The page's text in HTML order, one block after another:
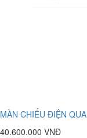
MÀN CHIẾU ĐIỆN
40.600.000 VNĐ